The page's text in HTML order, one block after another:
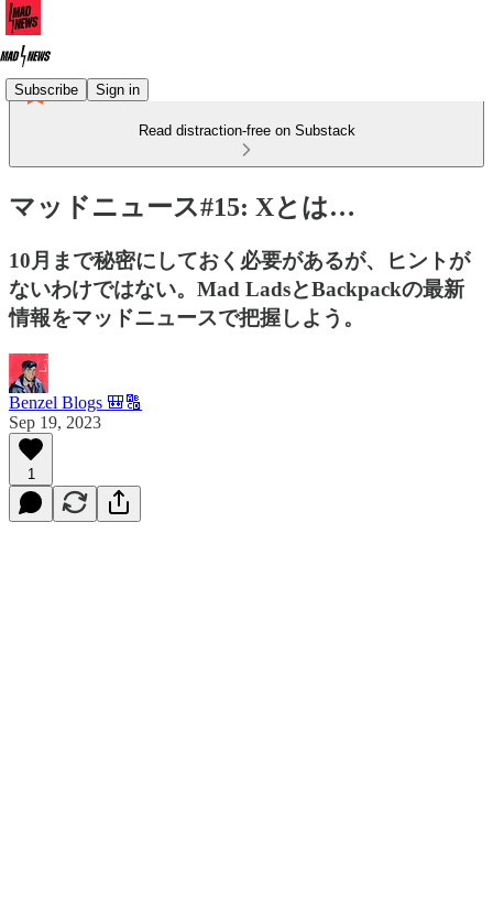
Subscribe Sign in
Read distraction-free on Substack
マッドニュース#15: Xとは…
10月まで秘密にしておく必要があるが、ヒントが
ないわけではない。Mad LadsとBackpackの最新
情報をマッドニュースで把握しよう。
Benzel Blogs 🎒🔠
Sep 19, 2023
1